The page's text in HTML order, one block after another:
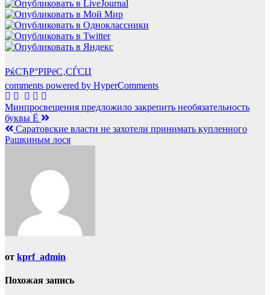
РќСЂР°РІРёС‚СЃСЏ
comments powered by HyperComments
Навигация
по
записям
Минпросвещения предложило закрепить необязательность
буквы Ё
Саратовские власти не захотели принимать купленного
Рашкиным лося
от kprf_admin
Похожая запись